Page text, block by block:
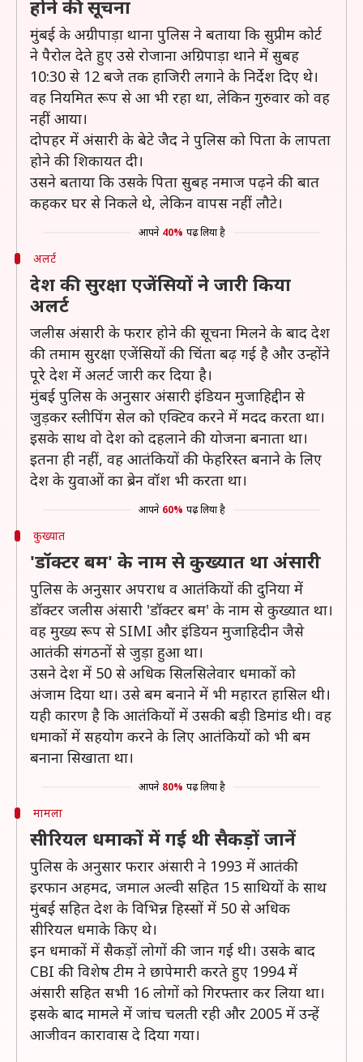
होने की सूचना
मुंबई के अग्रीपाड़ा थाना पुलिस ने बताया कि सुप्रीम कोर्ट
ने पैरोल देते हुए उसे रोजाना अग्रिपाड़ा थाने में सुबह
10:30 से 12 बजे तक हाजिरी लगाने के निर्देश दिए थे।
वह नियमित रूप से आ भी रहा था, लेकिन गुरुवार को वह
नहीं आया।
दोपहर में अंसारी के बेटे जैद ने पुलिस को पिता के लापता
होने की शिकायत दी।
उसने बताया कि उसके पिता सुबह नमाज पढ़ने की बात
कहकर घर से निकले थे, लेकिन वापस नहीं लौटे।
आपने 40% पढ़ लिया है
अलर्ट
देश की सुरक्षा एजेंसियों ने जारी किया
अलर्ट
जलीस अंसारी के फरार होने की सूचना मिलने के बाद देश
की तमाम सुरक्षा एजेंसियों की चिंता बढ़ गई है और उन्होंने
पूरे देश में अलर्ट जारी कर दिया है।
मुंबई पुलिस के अनुसार अंसारी इंडियन मुजाहिद्दीन से
जुड़कर स्लीपिंग सेल को एक्टिव करने में मदद करता था।
इसके साथ वो देश को दहलाने की योजना बनाता था।
इतना ही नहीं, वह आतंकियों की फेहरिस्त बनाने के लिए
देश के युवाओं का ब्रेन वॉश भी करता था।
आपने 60% पढ़ लिया है
कुख्यात
'डॉक्टर बम' के नाम से कुख्यात था अंसारी
पुलिस के अनुसार अपराध व आतंकियों की दुनिया में
डॉक्टर जलीस अंसारी 'डॉक्टर बम' के नाम से कुख्यात था।
वह मुख्य रूप से SIMI और इंडियन मुजाहिदीन जैसे
आतंकी संगठनों से जुड़ा हुआ था।
उसने देश में 50 से अधिक सिलसिलेवार धमाकों को
अंजाम दिया था। उसे बम बनाने में भी महारत हासिल थी।
यही कारण है कि आतंकियों में उसकी बड़ी डिमांड थी। वह
धमाकों में सहयोग करने के लिए आतंकियों को भी बम
बनाना सिखाता था।
आपने 80% पढ़ लिया है
मामला
सीरियल धमाकों में गई थी सैकड़ों जानें
पुलिस के अनुसार फरार अंसारी ने 1993 में आतंकी
इरफान अहमद, जमाल अल्वी सहित 15 साथियों के साथ
मुंबई सहित देश के विभिन्न हिस्सों में 50 से अधिक
सीरियल धमाके किए थे।
इन धमाकों में सैकड़ों लोगों की जान गई थी। उसके बाद
CBI की विशेष टीम ने छापेमारी करते हुए 1994 में
अंसारी सहित सभी 16 लोगों को गिरफ्तार कर लिया था।
इसके बाद मामले में जांच चलती रही और 2005 में उन्हें
आजीवन कारावास दे दिया गया।